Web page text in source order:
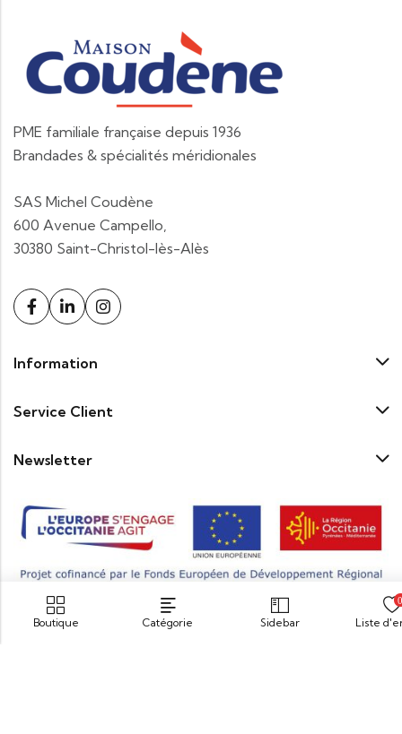
PME familiale française depuis 1936
Brandades & spécialités méridionales
SAS Michel Coudène
600 Avenue Campello,
30380 Saint-Christol-lès-Alès
Information
Service Client
Newsletter
Boutique Catégorie Sidebar Liste